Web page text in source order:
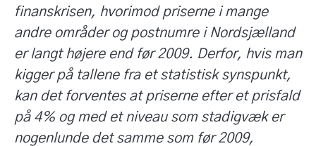
finanskrisen, hvorimod priserne i mange
andre områder og postnumre i Nordsjælland
er langt højere end før 2009. Derfor, hvis man
kigger på tallene fra et statistisk synspunkt,
kan det forventes at priserne efter et prisfald
på 4% og med et niveau som stadigvæk er
nogenlunde det samme som før 2009,